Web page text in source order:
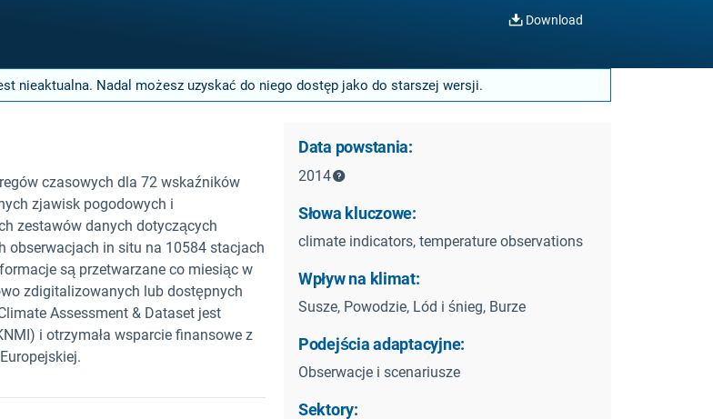
Download
nieaktualna. Nadal możesz uzyskać do niego dostęp jako do starszej wersji.
czasowych dla 72 wskaźników
zjawisk pogodowych i
zestawów danych dotyczących
obserwacjach in situ na 10584 stacjach
są przetwarzane co miesiąc w
zdigitalizowanych lub dostępnych
Assessment & Dataset jest
i otrzymała wsparcie finansowe z
Data powstania:
2014
Słowa kluczowe:
climate indicators, temperature observations
Wpływ na klimat:
Susze, Powodzie, Lód i śnieg, Burze
Podejścia adaptacyjne:
Obserwacje i scenariusze
Sektory: